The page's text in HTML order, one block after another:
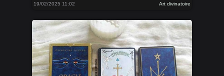
19/02/2025 11:02 Art divinatoire